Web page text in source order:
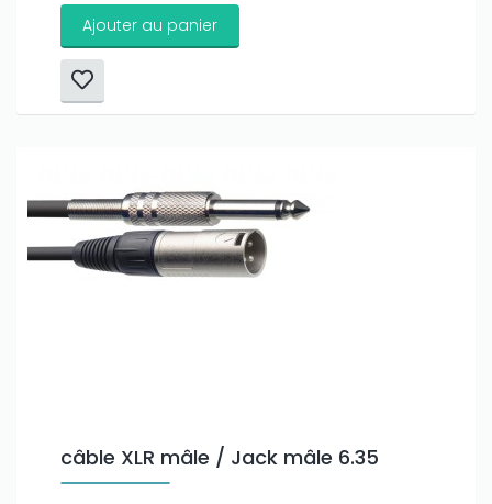
Ajouter au panier
câble XLR mâle / Jack mâle 6.35